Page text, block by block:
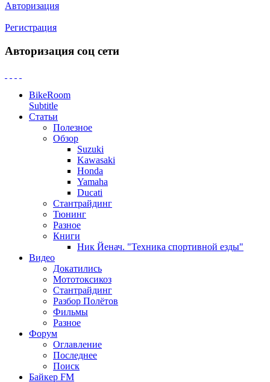
Авторизация
Регистрация
Авторизация соц сети
BikeRoom
Subtitle
Статьи
Полезное
Обзор
Suzuki
Kawasaki
Honda
Yamaha
Ducati
Стантрайдинг
Тюнинг
Разное
Книги
Ник Йенач. "Техника спортивной езды"
Видео
Докатились
Мототоксикоз
Стантрайдинг
Разбор Полётов
Фильмы
Разное
Форум
Оглавление
Последнее
Поиск
Байкер FM